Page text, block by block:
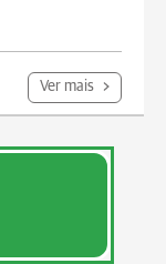
Ver mais